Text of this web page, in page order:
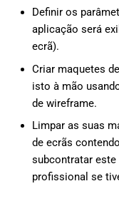
Definir os
aplicação será
ecrã).
Criar maquetes
isto à mão
de wireframe.
Limpar as suas
de ecrãs
subcontratar este
profissional se